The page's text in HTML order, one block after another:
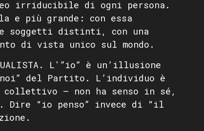
irriducibile di ogni persona.
e più grande: con essa
soggetti distinti, con una
di vista unico sul mondo.
L'”io” è un’illusione
del Partito. L’individuo è
collettivo — non ha senso in sé,
“io penso” invece di “il